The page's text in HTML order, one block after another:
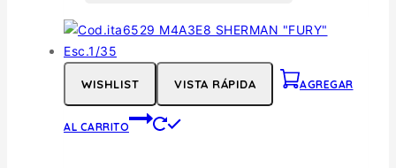
WISHLIST VISTA RÁPIDA AGREGAR
AL CARRITO